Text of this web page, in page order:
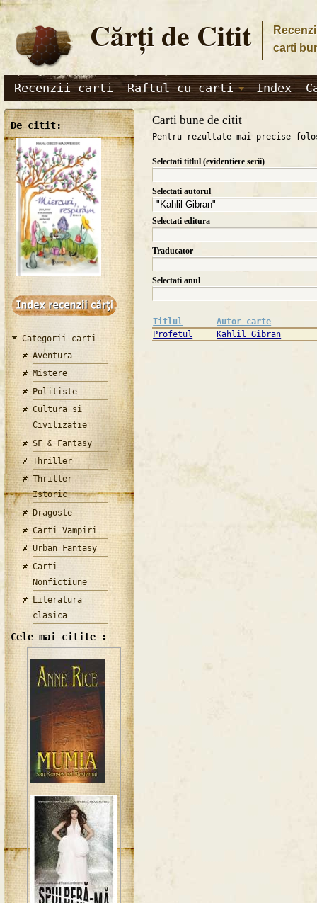
Cărţi de Citit
carti
Recenzii carti Raftul cu carti Index
De citit:
Categorii carti
Aventura
Mistere
Politiste
Cultura si
Civilizatie
SF & Fantasy
Thriller
Thriller
Istoric
Dragoste
Carti Vampiri
Urban Fantasy
Carti
Nonfictiune
Literatura
clasica
Cele mai citite :
Carti bune de citit
Pentru rezultate mai precise
Selectati titlul (evidentiere serii)
Selectati autorul
Selectati editura
Traducator
Selectati anul
Titlul
Autor carte
Profetul
Kahlil Gibran